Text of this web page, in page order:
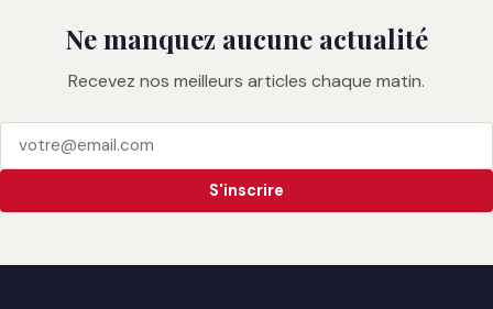
Ne manquez aucune actualité
Recevez nos meilleurs articles chaque matin.
S'inscrire